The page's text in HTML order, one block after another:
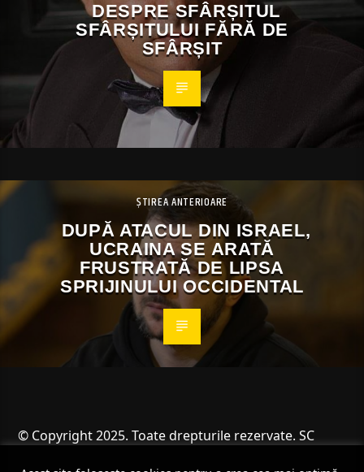
DESPRE SFÂRȘITUL
SFÂRȘITULUI FĂRĂ DE
SFÂRȘIT
ȘTIREA ANTERIOARE
DUPĂ ATACUL DIN ISRAEL,
UCRAINA SE ARATĂ
FRUSTRATĂ DE LIPSA
SPRIJINULUI OCCIDENTAL
© Copyright 2025. Toate drepturile rezervate. SC